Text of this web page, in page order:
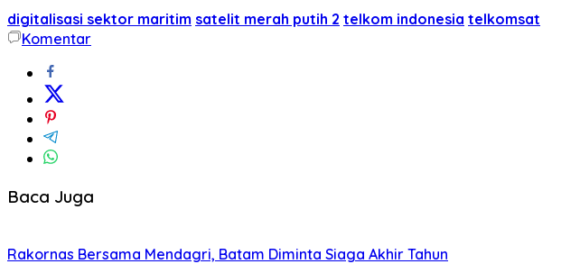
digitalisasi sektor maritim satelit merah putih 2 telkom indonesia telkomsat
Komentar
Baca Juga
Rakornas Bersama Mendagri, Batam Diminta Siaga Akhir Tahun